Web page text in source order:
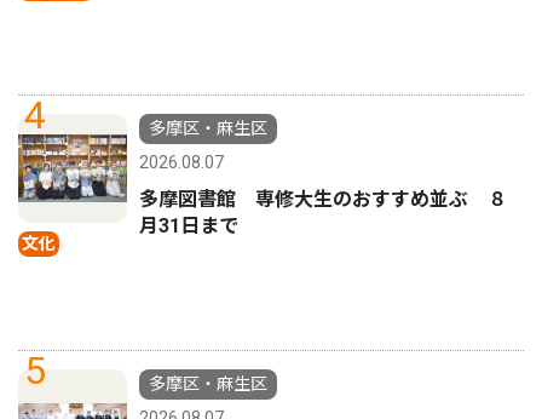
4
文化
多摩区・麻生区
2026.08.07
多摩図書館 専修大生のおすすめ並ぶ ８
月31日まで
5
多摩区・麻生区